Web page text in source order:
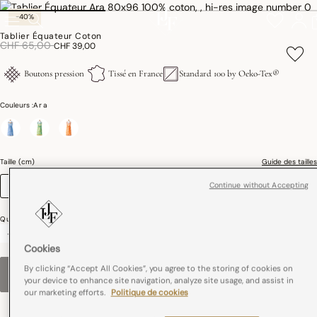
-40%
Tablier Équateur Coton
Réduction de
CHF 65,00à
CHF 39,00
Boutons pression Tissé en France Standard 100 by Oeko-Tex®
Couleurs :Ara
Taille (cm) Guide des tailles
Quantité
-
RUPTURE DE STOCK– CHF 39,00
Cookies
By clicking “Accept All Cookies”, you agree to the storing of cookies on
your device to enhance site navigation, analyze site usage, and assist in
our marketing efforts. Politique de cookies
Continue without Accepting